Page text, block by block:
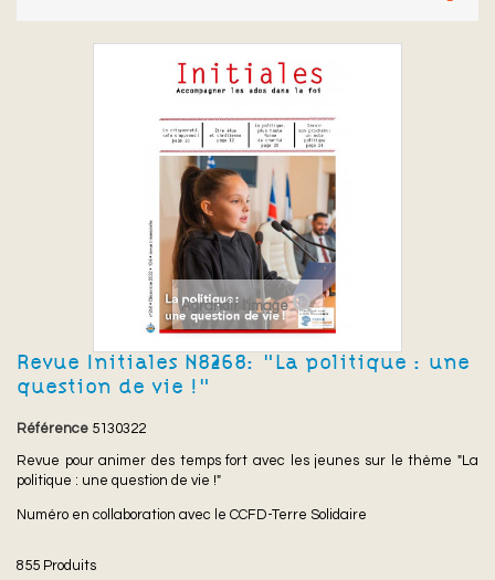
Agrandir l'image
Revue Initiales N°268: "La politique : une
question de vie !"
Référence 5130322
Revue pour animer des temps fort avec les jeunes sur le thème "La
politique : une question de vie !"
Numéro en collaboration avec le CCFD-Terre Solidaire
855 Produits